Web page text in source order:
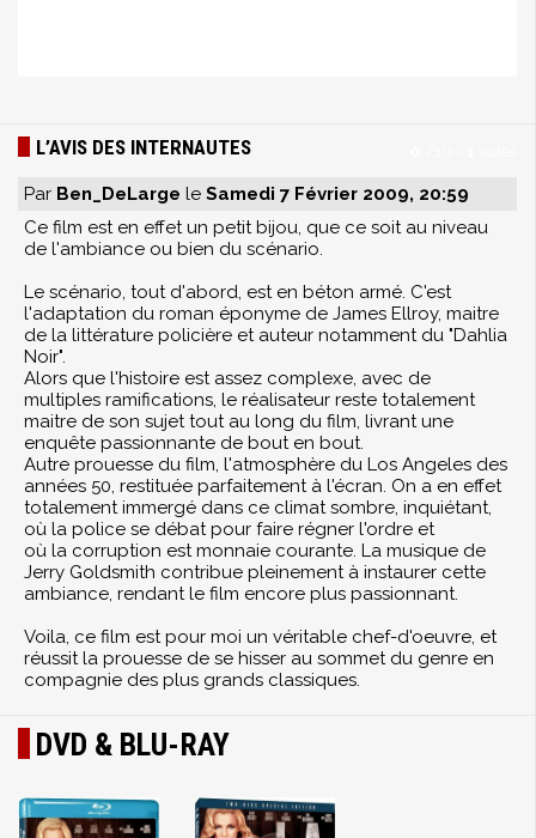
L’AVIS DES INTERNAUTES
Par Ben_DeLarge le Samedi 7 Février 2009, 20:59
Ce film est en effet un petit bijou, que ce soit au niveau
de l'ambiance ou bien du scénario.
Le scénario, tout d'abord, est en béton armé. C'est
l'adaptation du roman éponyme de James Ellroy, maitre
de la littérature policière et auteur notamment du "Dahlia
Noir".
Alors que l'histoire est assez complexe, avec de
multiples ramifications, le réalisateur reste totalement
maitre de son sujet tout au long du film, livrant une
enquête passionnante de bout en bout.
Autre prouesse du film, l'atmosphère du Los Angeles des
années 50, restituée parfaitement à l'écran. On a en effet
totalement immergé dans ce climat sombre, inquiétant,
où la police se débat pour faire régner l'ordre et
où la corruption est monnaie courante. La musique de
Jerry Goldsmith contribue pleinement à instaurer cette
ambiance, rendant le film encore plus passionnant.
Voila, ce film est pour moi un véritable chef-d'oeuvre, et
réussit la prouesse de se hisser au sommet du genre en
compagnie des plus grands classiques.
DVD & BLU-RAY